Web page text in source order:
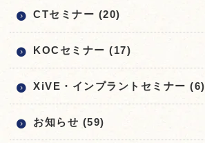
CTセミナー (20)
KOCセミナー (17)
XiVE・インプラントセミナー (6)
お知らせ (59)